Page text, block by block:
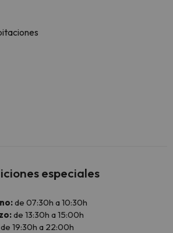
especiales
de 07:30h a 10:30h
de 13:30h a 15:00h
de 19:30h a 22:00h